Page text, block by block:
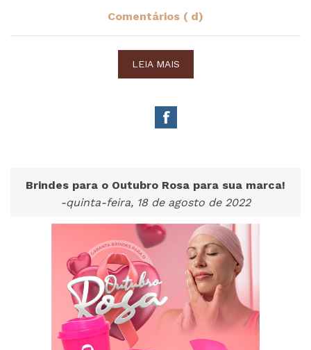
Comentários ( d)
LEIA MAIS
Brindes para o Outubro Rosa para sua marca!
-quinta-feira, 18 de agosto de 2022